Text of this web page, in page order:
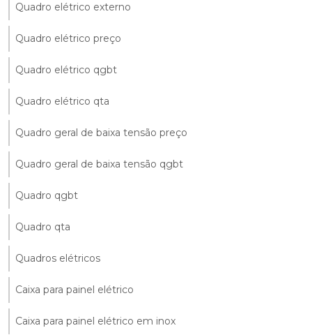
Quadro elétrico externo
Quadro elétrico preço
Quadro elétrico qgbt
Quadro elétrico qta
Quadro geral de baixa tensão preço
Quadro geral de baixa tensão qgbt
Quadro qgbt
Quadro qta
Quadros elétricos
Caixa para painel elétrico
Caixa para painel elétrico em inox